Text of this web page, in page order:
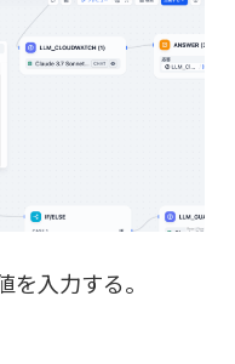
入力する。